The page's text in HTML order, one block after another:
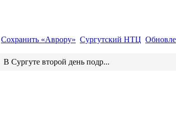
Сохранить «Аврору» Сургутский НТЦ
В Сургуте второй день подр...